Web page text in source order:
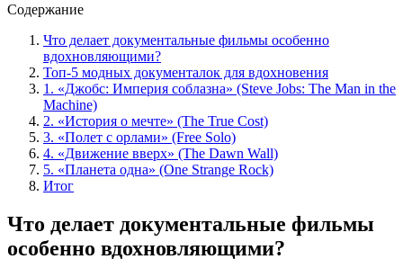
Содержание
Что делает документальные фильмы особенно
вдохновляющими?
Топ-5 модных документалок для вдохновения
1. «Джобс: Империя соблазна» (Steve Jobs: The Man in the
Machine)
2. «История о мечте» (The True Cost)
3. «Полет с орлами» (Free Solo)
4. «Движение вверх» (The Dawn Wall)
5. «Планета одна» (One Strange Rock)
Итог
Что делает документальные фильмы
особенно вдохновляющими?